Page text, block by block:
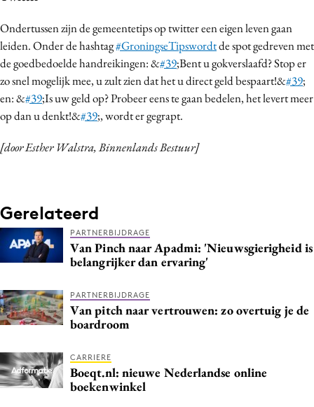
Ondertussen zijn de gemeentetips op twitter een eigen leven gaan
leiden. Onder de hashtag#GroningseTipswordtde spot gedreven met
de goedbedoelde handreikingen: &#39;Bent u gokverslaafd? Stop er
zo snel mogelijk mee, u zult zien dat het u direct geld bespaart!&#39;
en: &#39;Is uw geld op? Probeer eens te gaan bedelen, het levert meer
op dan u denkt!&#39;, wordt er gegrapt.
[door Esther Walstra, Binnenlands Bestuur]
Gerelateerd
PARTNERBIJDRAGE
Van Pinch naar Apadmi: 'Nieuwsgierigheid is
belangrijker dan ervaring'
PARTNERBIJDRAGE
Van pitch naar vertrouwen: zo overtuig je de
boardroom
CARRIERE
Boeqt.nl: nieuwe Nederlandse online
boekenwinkel